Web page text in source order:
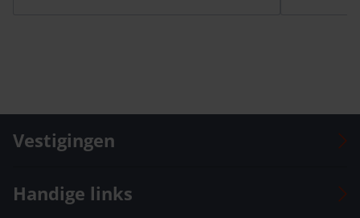
Vestigingen
Auto Versteeg Buurman Barneveld Zuid
Handige links